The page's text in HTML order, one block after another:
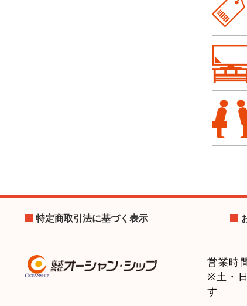
リ
特定商取引法に基づく表示
営業時
※土・
す